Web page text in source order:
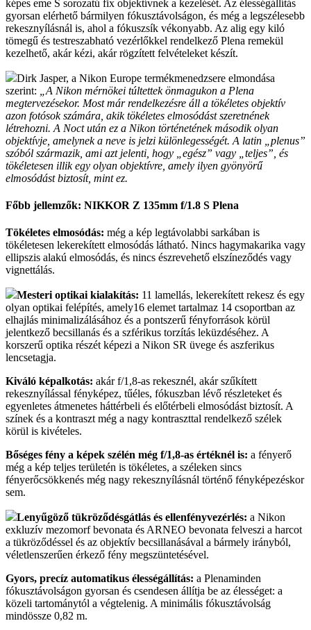
képes eme S sorozatú fix objektívnek a kezelését. Az élességállítás
gyorsan elérhető bármilyen fókusztávolságon, és még a legszélesebb
rekesznyílásnál is, ahol a fókuszsík vékonyabb. Az alig egy kiló
tömegű és testreszabható vezérlőkkel rendelkező Plena remekül
kezelhető, akár kézi, akár rögzített felvételeket készít.
Dirk Jasper, a Nikon Europe termékmenedzsere elmondása
szerint:
„A Nikon mérnökei túltettek önmagukon a Plena
megtervezésekor. Most már rendelkezésre áll a tökéletes objektív
azon fotósok számára, akik tökéletes elmosódást szeretnének
létrehozni. A Noct után ez a Nikon történetének második olyan
objektívje, amelynek a neve is jelzi különlegességét. A latin „plenus”
szóból származik, ami azt jelenti, hogy „egész” vagy „teljes”, és
tökéletesen illik egy olyan objektívre, amely ilyen gyönyörű
elmosódást biztosít, mint ez.
Főbb jellemzők: NIKKOR Z 135mm f/1.8 S Plena
Tökéletes elmosódás: még a kép legtávolabbi sarkában is
tökéletesen lekerekített elmosódás látható. Nincs hagymakarika vagy
ellipszis alakú elmosódás, és nincs észrevehető elszíneződés vagy
vignettálás.
Mesteri optikai kialakítás: 11 lamellás, lekerekített rekesz és egy
olyan optikai felépítés, amely16 elemet tartalmaz 14 csoportban az
elhajlás minimalizálásához és a pontszerű fényforrások körül
jelentkező becsillanás és a szférikus torzítás leküzdéséhez. A
korszerű optika részét képezi a Nikon SR üvege és aszferikus
lencsetagja.
Kiváló képalkotás: akár f/1,8-as rekesznél, akár szűkített
rekesznyílással fényképez, tűéles, fókuszban lévő részleteket és
egyenletes átmenetes háttérbeli és előtérbeli elmosódást biztosít. A
színek és a kontraszt még a nagy kontraszttal rendelkező szélek
körül is kivételes.
Bőséges fény a képek szélén még f/1,8-as értéknél is: a fényerő
még a kép teljes területén is tökéletes, a széleken sincs
fényerőcsökkenés még nagy rekesznyílásnál történő fényképezéskor
sem.
Lenyűgöző tükröződésgátlás és ellenfényvezérlés: a Nikon
exkluzív mezomorf bevonata és ARNEO bevonata felveszi a harcot
a tükröződéssel és az objektív becsillanásával a bármely irányból,
véletlenszerűen érkező fény megszüntetésével.
Gyors, precíz automatikus élességállítás: a Plenaminden
fókusztávolságon gyorsan és csendesen állítja be az élességet: a
közeli tartománytól a végtelenig. A minimális fókusztávolság
mindössze 0,82 m.